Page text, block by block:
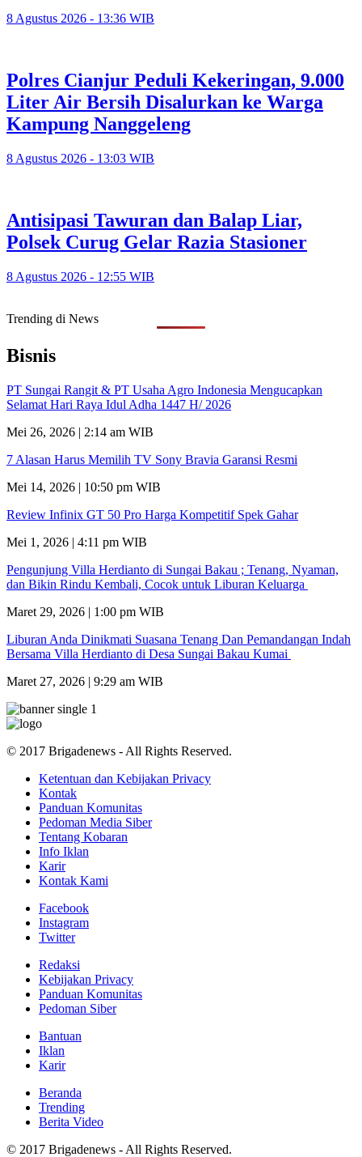
8 Agustus 2026 - 13:36 WIB
Polres Cianjur Peduli Kekeringan, 9.000
Liter Air Bersih Disalurkan ke Warga
Kampung Nanggeleng
8 Agustus 2026 - 13:03 WIB
Antisipasi Tawuran dan Balap Liar,
Polsek Curug Gelar Razia Stasioner
8 Agustus 2026 - 12:55 WIB
Trending di News
Bisnis
PT Sungai Rangit & PT Usaha Agro Indonesia Mengucapkan
Selamat Hari Raya Idul Adha 1447 H/ 2026
Mei 26, 2026 | 2:14 am WIB
7 Alasan Harus Memilih TV Sony Bravia Garansi Resmi
Mei 14, 2026 | 10:50 pm WIB
Review Infinix GT 50 Pro Harga Kompetitif Spek Gahar
Mei 1, 2026 | 4:11 pm WIB
Pengunjung Villa Herdianto di Sungai Bakau ; Tenang, Nyaman,
dan Bikin Rindu Kembali, Cocok untuk Liburan Keluarga
Maret 29, 2026 | 1:00 pm WIB
Liburan Anda Dinikmati Suasana Tenang Dan Pemandangan Indah
Bersama Villa Herdianto di Desa Sungai Bakau Kumai
Maret 27, 2026 | 9:29 am WIB
© 2017 Brigadenews - All Rights Reserved.
Ketentuan dan Kebijakan Privacy
Kontak
Panduan Komunitas
Pedoman Media Siber
Tentang Kobaran
Info Iklan
Karir
Kontak Kami
Facebook
Instagram
Twitter
Redaksi
Kebijakan Privacy
Panduan Komunitas
Pedoman Siber
Bantuan
Iklan
Karir
Beranda
Trending
Berita Video
© 2017 Brigadenews - All Rights Reserved.